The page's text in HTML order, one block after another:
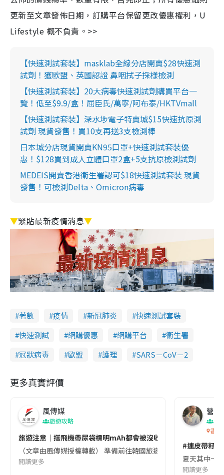
更新至文章發佈日期，訂購平台保留更改優惠權利，U
Lifestyle 概不負責。>>
【快速測試套裝】masklab全線分店開賣$28快速測
試劑！獲歐盟、英國認證 鼻咽拭子採樣檢測
【快速測試套裝】20大病毒快速測試劑購買平台一
覽！低至$9.9/盒！屈臣氏/萬寧/阿布泰/HKTVmall
【快速測試套裝】深水埗電子特賣城$15快速抗原測
試劑 現貨發售！買10支再送3支檢測棒
日本城分店現貨開賣KN95口罩+快速測試套裝優
惠！$128買到成人立體口罩2盒+5支抗原檢測試劑
MEDEIS開賣香港衛生署認可$18快速測試套裝 現貨
發售！可檢測Delta、Omicron病毒
▼緊貼最新疫情消息▼
著數 疫情 新冠肺炎
快速測試套裝
快速測試
網購優惠 網購平台
衞生署
冠狀病毒
歐盟 護理 SARS－CoV－2
更多真實評價
風傳媒
旅遊攻略
旅遊注意｜搭飛機帶尿袋標明mAh都會被沒收😱出發前切記檢查
（文章由風傳媒授權轉載） 準備前往韓國旅遊的民眾，近期要
閱讀更多
營養
香港
#連皮帶籽
夏天其中一
閱讀更多